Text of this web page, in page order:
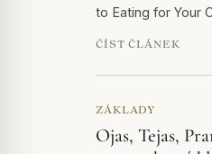
to Eating for Your
ČÍST ČLÁNEK
ZÁKLADY
Ojas, Tejas,